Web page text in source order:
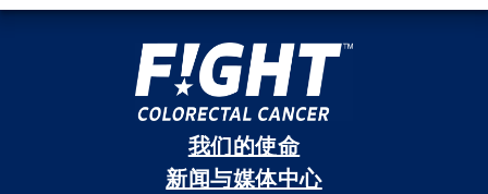
我们的使命
新闻与媒体中心